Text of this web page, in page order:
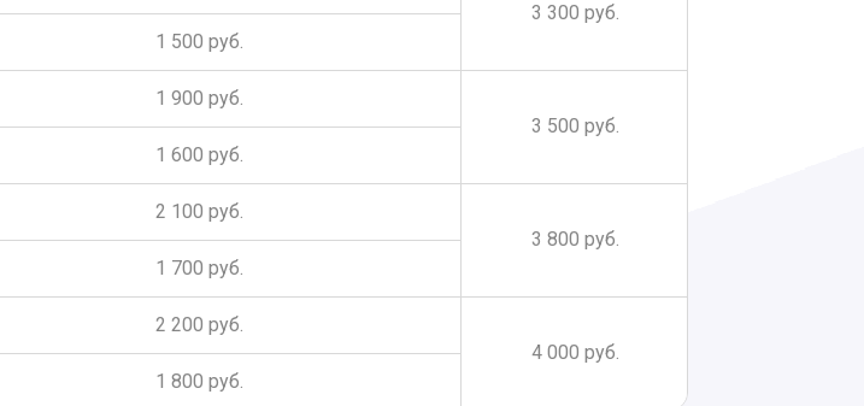
3 300 руб.
1 500 руб.
1 900 руб.
3 500 руб.
1 600 руб.
2 100 руб.
3 800 руб.
1 700 руб.
2 200 руб.
4 000 руб.
1 800 руб.